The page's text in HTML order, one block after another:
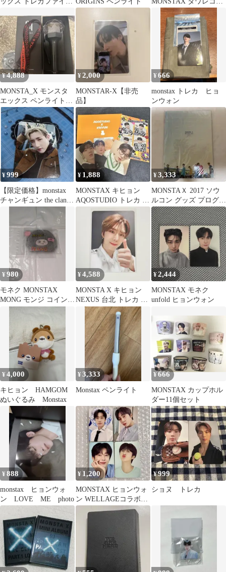
バム
¥4,888
MONSTA_X モンスタ
エックス ペンライト
lightstick ver.2
¥2,000
MONSTAR-X【非売
品】
¥666
monstax トレカ ヒョ
ンウォン
¥999
【限定価格】monstax
チャンギュン the clan
¥ 1,888
MONSTAX キヒョン
AQOSTUDIO トレカ セ
¥3,333
MONSTAＸ 2017 ソウ
ルコン グッズ プログラ
ムブック
¥980
モネク MONSTAX
MONG モンジ コインケ
ース 財布 コイン入れ
¥4,588
MONSTA X キヒョン
NEXUS 台北 トレカ モ
ネク
¥2,444
MONSTAX モネク
unfold ヒョンウォン
¥4,000
キヒョン HAMGOM
ぬいぐるみ Monstax
¥3,333
Monstax ペンライト
¥666
MONSTAX カップホル
ダー11個セット
¥888
monstax ヒョンウォ
ン LOVE ME photo
¥ 1,200
MONSTAX ヒョンウォ
ン WELLAGEコラボト
レカ 4枚②
¥999
ショヌ トレカ